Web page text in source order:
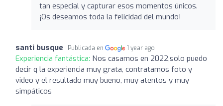
tan especial y capturar esos momentos únicos.
¡Os deseamos toda la felicidad del mundo!
santi busque Publicada en 1 year ago
Experiencia fantástica: Nos casamos en 2022,solo puedo
decir q la experiencia muy grata, contratamos foto y
video y el resultado muy bueno, muy atentos y muy
simpáticos